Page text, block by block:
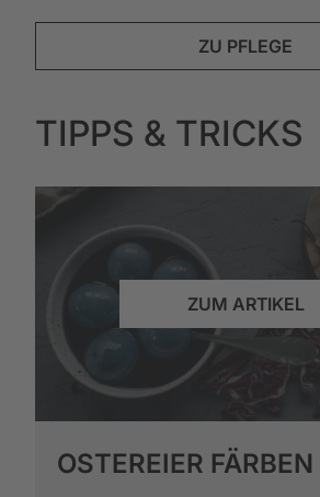
ZU PFLEGE
TIPPS & TRICKS
ZUM ARTIKEL
OSTEREIER FÄRBEN